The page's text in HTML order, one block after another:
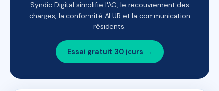
Syndic Digital simplifie l'AG, le recouvrement des
charges, la conformité ALUR et la communication
résidents.
Essai gratuit 30 jours →